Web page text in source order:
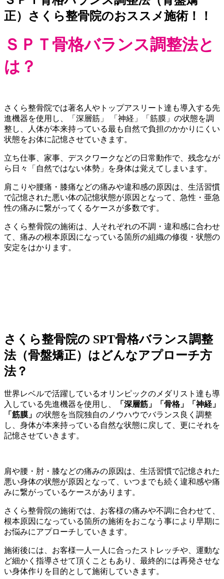
正）さくら整骨院のおススメ施術！！
ＳＰＴ骨格バランス調整法と
は？
さくら整骨院では著名人やトップアスリート達も導入する先
進機器を使用し、「深層筋」 「神経」「筋膜」の状態を調
整し、人体が本来持っている最も自然で負担のかかりにくい
状態をお体に記憶させていきます。
立ち仕事、家事、デスクワークなどの日常動作で、残念なが
ら日々「自然ではない体勢」を身体は覚えてしまいます。
肩こりや腰痛・膝痛などの痛みや違和感の原因は、生活習慣
で記憶された悪い体の記憶状態が原因となって、急性・亜急
性の痛みに繋がってくるケースが多数です。
さくら整骨院の施術は、人それぞれの不調・違和感に合わせ
て、痛みの根本原因になっている箇所の組織の修復・状態の
安定をはかります。
さくら整骨院の SPT骨格バランス調整
法（骨盤矯正）はどんなアプローチ方
法？
世界レベルで活躍しているオリンピックのメダリスト達も導
入している先進機器を使用し、
「深層筋」「骨格」「神経」
「筋膜」 の状態を当院独自のノウハウでバランス良く調整
し、身体が本来持っている自然な状態に戻して、更にそれを
記憶させていきます。
肩や腰・肘・膝などの痛みの原因は、生活習慣で記憶された
悪い身体の状態が原因となって、いつまでも続く違和感や痛
みに繋がっているケースがあります。
さくら整骨院の施術では、お客様の痛みや不調に合わせて、
根本原因になっている箇所の施術をおこなう事により早期に
お悩みにアプローチしていきます。
施術後には、お客様一人一人に合ったストレッチや、運動な
ど細かく指導させて頂くこともあり、最終的には再発させな
い身体作りを目的として施術していきます。